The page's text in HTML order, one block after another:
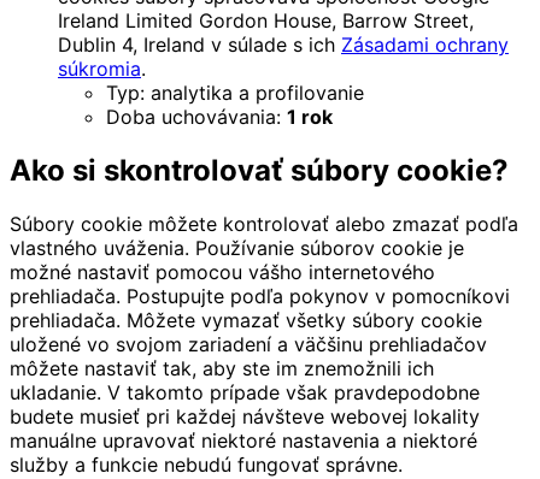
Ireland Limited Gordon House, Barrow Street,
Dublin 4, Ireland v súlade s ich Zásadami ochrany
súkromia.
Typ: analytika a profilovanie
Doba uchovávania: 1 rok
Ako si skontrolovať súbory cookie?
Súbory cookie môžete kontrolovať alebo zmazať podľa
vlastného uváženia. Používanie súborov cookie je
možné nastaviť pomocou vášho internetového
prehliadača. Postupujte podľa pokynov v pomocníkovi
prehliadača. Môžete vymazať všetky súbory cookie
uložené vo svojom zariadení a väčšinu prehliadačov
môžete nastaviť tak, aby ste im znemožnili ich
ukladanie. V takomto prípade však pravdepodobne
budete musieť pri každej návšteve webovej lokality
manuálne upravovať niektoré nastavenia a niektoré
služby a funkcie nebudú fungovať správne.